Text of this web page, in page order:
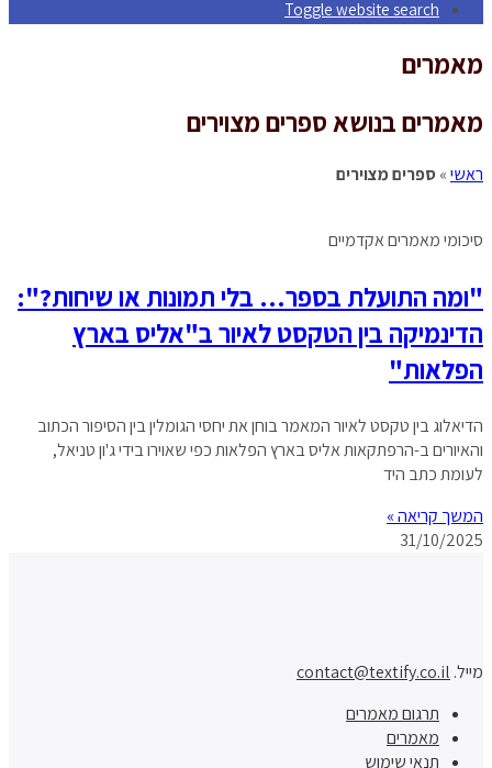
Toggle website search
מאמרים
מאמרים בנושא ספרים מצוירים
ראשי»ספרים מצוירים
סיכומי מאמרים אקדמיים
"ומה התועלת בספר… בלי תמונות או שיחות?":
הדינמיקה בין הטקסט לאיור ב"אליס בארץ
הפלאות"
הדיאלוג בין טקסט לאיור המאמר בוחן את יחסי הגומלין בין הסיפור הכתוב
והאיורים ב-הרפתקאות אליס בארץ הפלאות כפי שאוירו בידי ג'ון טניאל,
לעומת כתב היד
המשך קריאה »
31/10/2025
מייל. contact@textify.co.il
תרגום מאמרים
מאמרים
תנאי שימוש